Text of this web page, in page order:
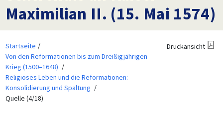
Maximilian II. (15. Mai 1574)
Startseite
Von den Reformationen bis zum Dreißigjährigen
Krieg (1500–1648)
Religiöses Leben und die Reformationen:
Konsolidierung und Spaltung
Quelle (4/18)
Druckansicht